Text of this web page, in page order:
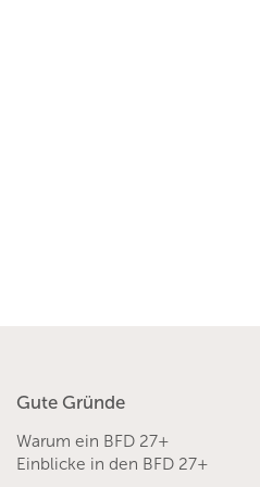
Gute Gründe
Warum ein BFD 27+
Einblicke in den BFD 27+